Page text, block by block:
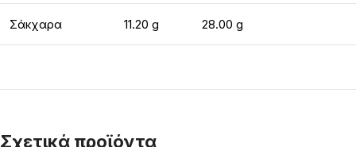
Σάκχαρα 11.20 g 28.00 g
Σχετικά προϊόντα